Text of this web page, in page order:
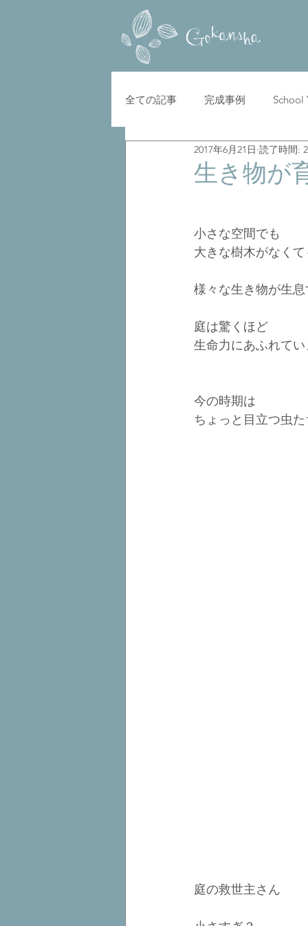
全ての記事 完成事例 School
生き物が
2017年6月21日 読了時間:
小さな空間でも
大きな樹木がなくて
様々な生き物が生息
庭は驚くほど
生命力にあふれてい
今の時期は
ちょっと目立つ虫
庭の救世主さん